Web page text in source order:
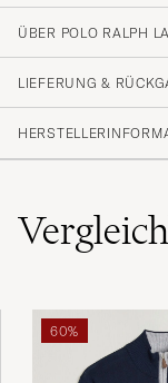
ÜBER POLO RALPH
LIEFERUNG &
60%